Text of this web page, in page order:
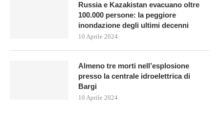
Russia e Kazakistan evacuano oltre
100.000 persone: la peggiore
inondazione degli ultimi decenni
10 Aprile 2024
Almeno tre morti nell’esplosione
presso la centrale idroelettrica di
Bargi
10 Aprile 2024